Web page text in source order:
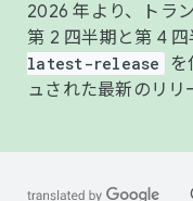
2026 年より、トラ
第 2 四半期と第 4 四
latest-release
を
ュされた最新のリリ